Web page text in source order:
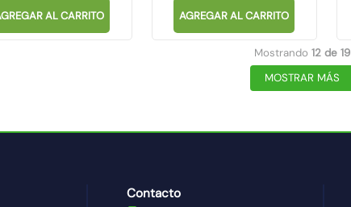
AL CARRITO AGREGAR AL CARRITO
Mostrando 12 de 19
MOSTRAR MÁS
Contacto